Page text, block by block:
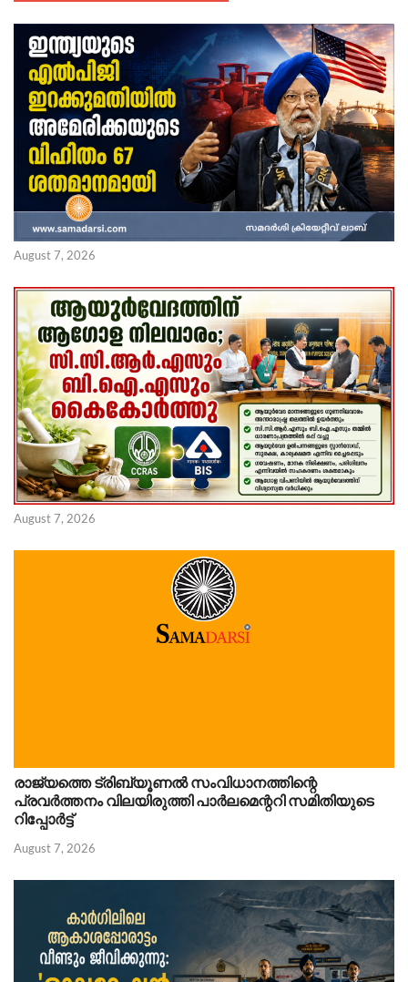
August 7, 2026
August 7, 2026
രാജ്യത്തെ ട്രിബ്യൂണൽ സംവിധാനത്തിന്റെ
പ്രവർത്തനം വിലയിരുത്തി പാർലമെന്ററി സമിതിയുടെ
റിപ്പോർട്ട്
August 7, 2026